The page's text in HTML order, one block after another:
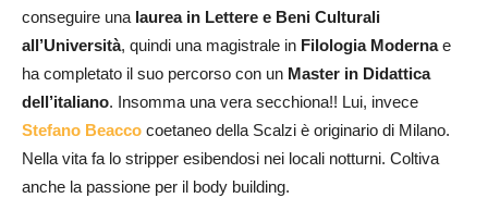
conseguire una laurea in Lettere e Beni Culturali
all’Università, quindi una magistrale in Filologia Modernae
ha completato il suo percorso con un Master in Didattica
dell’italiano. Insomma una vera secchiona!! Lui, invece
Stefano Beacco coetaneo della Scalzi è originario di Milano.
Nella vita fa lo stripper esibendosi nei locali notturni. Coltiva
anche la passione per il body building.